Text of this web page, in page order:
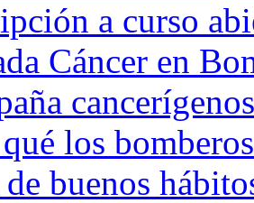
a curso
Cáncer en
los
buenos